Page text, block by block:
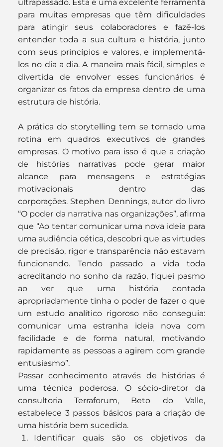
ultrapassado. Esta é uma excelente ferramenta
para muitas empresas que têm dificuldades
para atingir seus colaboradores e fazê-los
entender toda a sua cultura e história, junto
com seus princípios e valores, e implementá-
los no dia a dia. A maneira mais fácil, simples e
divertida de envolver esses funcionários é
organizar os fatos da empresa dentro de uma
estrutura de história.
A prática do storytelling tem se tornado uma
rotina em quadros executivos de grandes
empresas. O motivo para isso é que a criação
de histórias narrativas pode gerar maior
alcance para mensagens e estratégias
motivacionais dentro das
corporações. Stephen Dennings, autor do livro
“O poder da narrativa nas organizações”, afirma
que “Ao tentar comunicar uma nova ideia para
uma audiência cética, descobri que as virtudes
de precisão, rigor e transparência não estavam
funcionando. Tendo passado a vida toda
acreditando no sonho da razão, fiquei pasmo
ao ver que uma história contada
apropriadamente tinha o poder de fazer o que
um estudo analítico rigoroso não conseguia:
comunicar uma estranha ideia nova com
facilidade e de forma natural, motivando
rapidamente as pessoas a agirem com grande
entusiasmo”.
Passar conhecimento através de histórias é
uma técnica poderosa. O sócio-diretor da
consultoria Terraforum, Beto do Valle,
estabelece 3 passos básicos para a criação de
uma história bem sucedida.
Identificar quais são os objetivos da